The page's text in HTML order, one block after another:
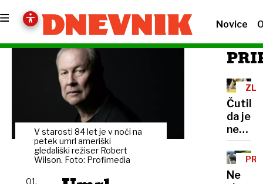
Novice
V starosti 84 let je v noči na
petek umrl ameriški
gledališki režiser Robert
Wilson. Foto: Profimedia
01.
V
Čutila,
da je
nekaj
a ji
ni
znala
Ne